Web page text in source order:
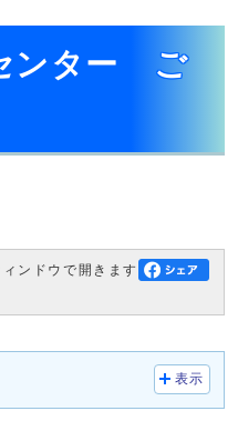
ンター ご
ンドウで開きます
表示